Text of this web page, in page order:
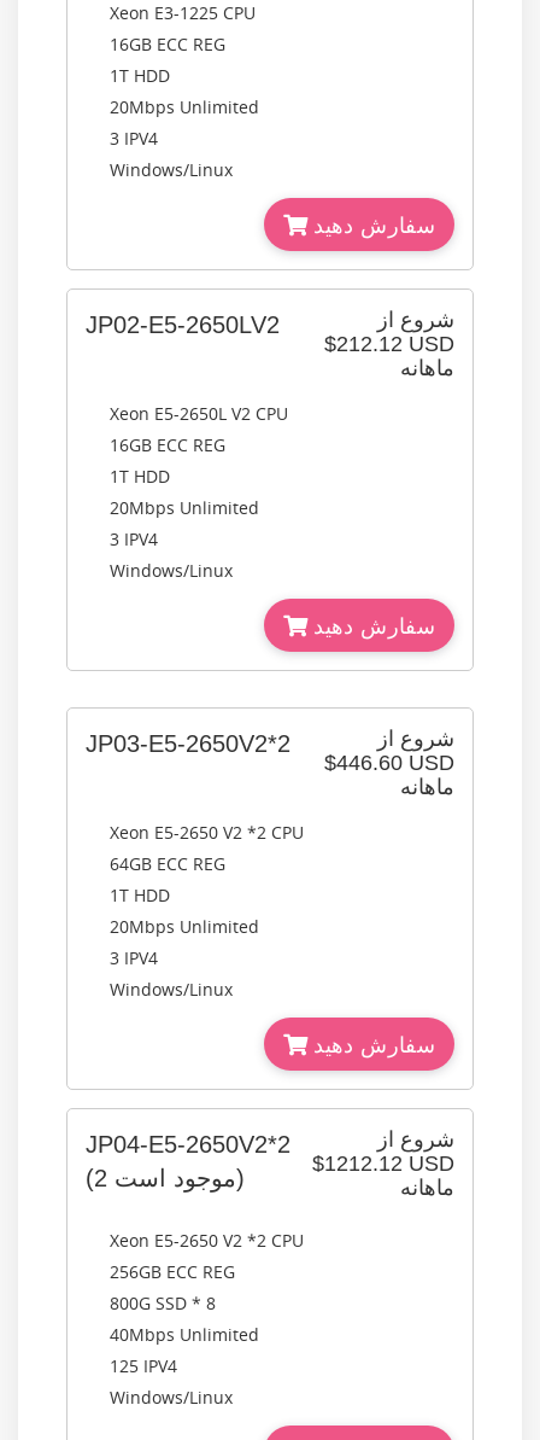
Xeon E3-1225 CPU
16GB ECC REG
1T HDD
20Mbps Unlimited
3 IPV4
Windows/Linux
سفارش دهید
شروع از
$212.12 USD
ماهانه
JP02-E5-2650LV2
Xeon E5-2650L V2 CPU
16GB ECC REG
1T HDD
20Mbps Unlimited
3 IPV4
Windows/Linux
سفارش دهید
شروع از
$446.60 USD
ماهانه
JP03-E5-2650V2*2
Xeon E5-2650 V2 *2 CPU
64GB ECC REG
1T HDD
20Mbps Unlimited
3 IPV4
Windows/Linux
سفارش دهید
شروع از
$1212.12 USD
ماهانه
JP04-E5-2650V2*2
(2 موجود است)
Xeon E5-2650 V2 *2 CPU
256GB ECC REG
800G SSD * 8
40Mbps Unlimited
125 IPV4
Windows/Linux